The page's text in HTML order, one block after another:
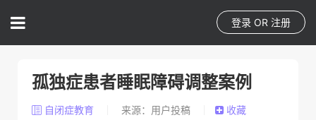
登录 OR 注册
孤独症患者睡眠障碍调整案例
自闭症教育 来源：用户投稿 收藏